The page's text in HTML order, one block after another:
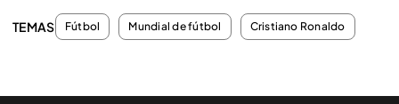
TEMAS Fútbol Mundial de fútbol Cristiano Ronaldo